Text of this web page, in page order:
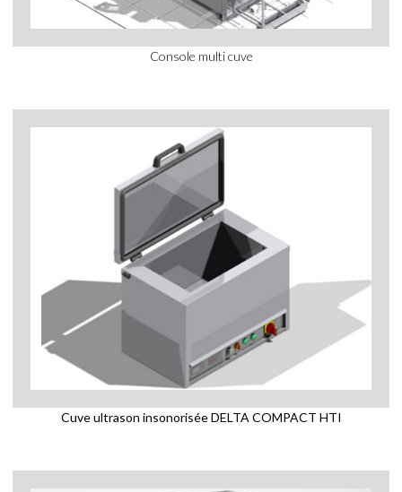
Console multi cuve
Cuve ultrason insonorisée DELTA COMPACT HTI